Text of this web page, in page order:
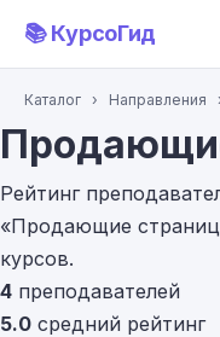
📚 КурсоГид
Каталог › Направления
Рейтинг
«Продающие
курсов.
4 преподавателей
5.0 средний рейтинг